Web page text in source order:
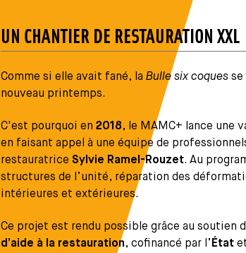
UN CHANTIER DE RESTAURATION XXL
Comme si elle avait fané, la Bulle six coques se
nouveau printemps.
C'est pourquoi en 2018, le MAMC+ lance une
en faisant appel à une équipe de
restauratrice Sylvie Ramel-Rouzet. Au
structures de l’unité, réparation des
intérieures et extérieures.
Ce projet est rendu possible grâce au soutien
d’aide à la restauration, cofinancé par l’État